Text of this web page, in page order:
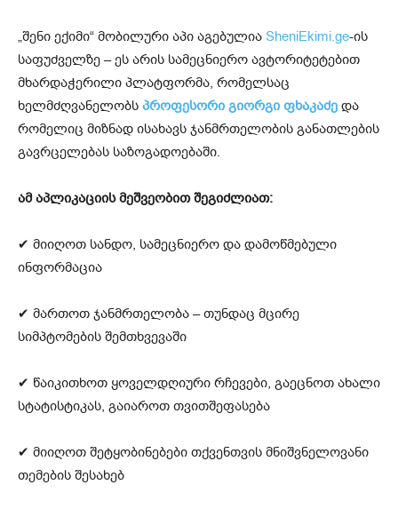
„შენი ექიმი“ მობილური აპი აგებულია SheniEkimi.ge-ის
საფუძველზე – ეს არის სამეცნიერო ავტორიტეტებით
მხარდაჭერილი პლატფორმა, რომელსაც
ხელმძღვანელობს პროფესორი გიორგი ფხაკაძე და
რომელიც მიზნად ისახავს ჯანმრთელობის განათლების
გავრცელებას საზოგადოებაში.
ამ აპლიკაციის მეშვეობით შეგიძლიათ:
✔ მიიღოთ სანდო, სამეცნიერო და დამოწმებული
ინფორმაცია
✔ მართოთ ჯანმრთელობა – თუნდაც მცირე
სიმპტომების შემთხვევაში
✔ წაიკითხოთ ყოველდღიური რჩევები, გაეცნოთ ახალი
სტატისტიკას, გაიაროთ თვითშეფასება
✔ მიიღოთ შეტყობინებები თქვენთვის მნიშვნელოვანი
თემების შესახებ